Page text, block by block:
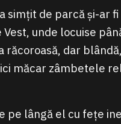
simțit de parcă și-ar
unde locuise
dar
măcar zâmbetele
pe lângă el cu fețe